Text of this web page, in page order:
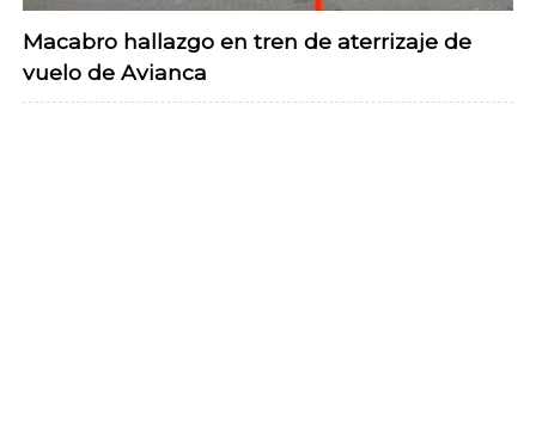
Macabro hallazgo en tren de aterrizaje de
vuelo de Avianca